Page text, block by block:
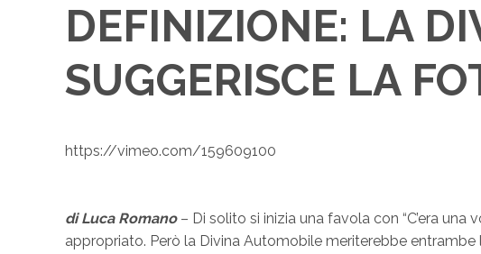
DEFINIZIONE: LA
SUGGERISCE LA
https://vimeo.com/159609100
di Luca Romano– Di solito si inizia una favola con “C’era
appropriato. Però la Divina Automobile meriterebbe